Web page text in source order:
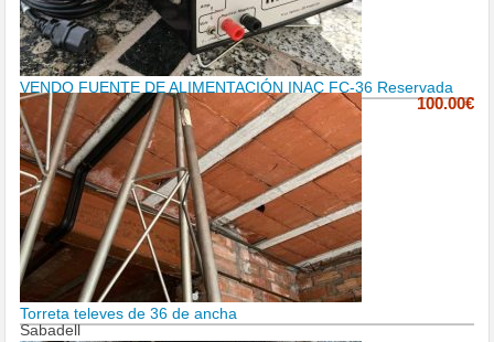
VENDO FUENTE DE ALIMENTACIÓN INAC FC-36 Reservada
100.00€
Torreta televes de 36 de ancha
Sabadell